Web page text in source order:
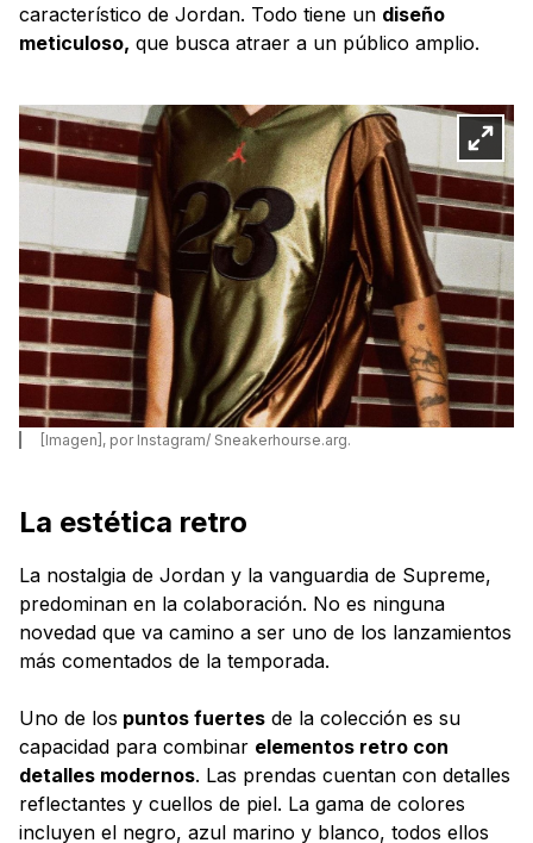
característico de Jordan. Todo tiene un diseño
meticuloso, que busca atraer a un público amplio.
[Imagen], por Instagram/ Sneakerhourse.arg.
La estética retro
La nostalgia de Jordan y la vanguardia de Supreme,
predominan en la colaboración. No es ninguna
novedad que va camino a ser uno de los lanzamientos
más comentados de la temporada.
Uno de los puntos fuertes de la colección es su
capacidad para combinar elementos retro con
detalles modernos. Las prendas cuentan con detalles
reflectantes y cuellos de piel. La gama de colores
incluyen el negro, azul marino y blanco, todos ellos